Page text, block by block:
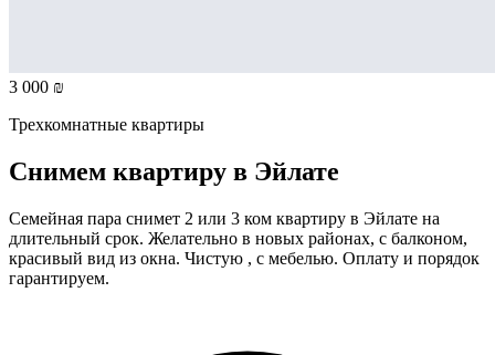
3 000 ₪
Трехкомнатные квартиры
Снимем квартиру в Эйлате
Семейная пара снимет 2 или 3 ком квартиру в Эйлате на
длительный срок. Желательно в новых районах, с балконом,
красивый вид из окна. Чистую , с мебелью. Оплату и порядок
гарантируем.